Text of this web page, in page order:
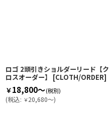
ロゴ 2頭引きショルダーリード【ク
ロスオーダー】
[CLOTH/ORDER]
￥18,800～(税別)
(税込: ￥20,680～)